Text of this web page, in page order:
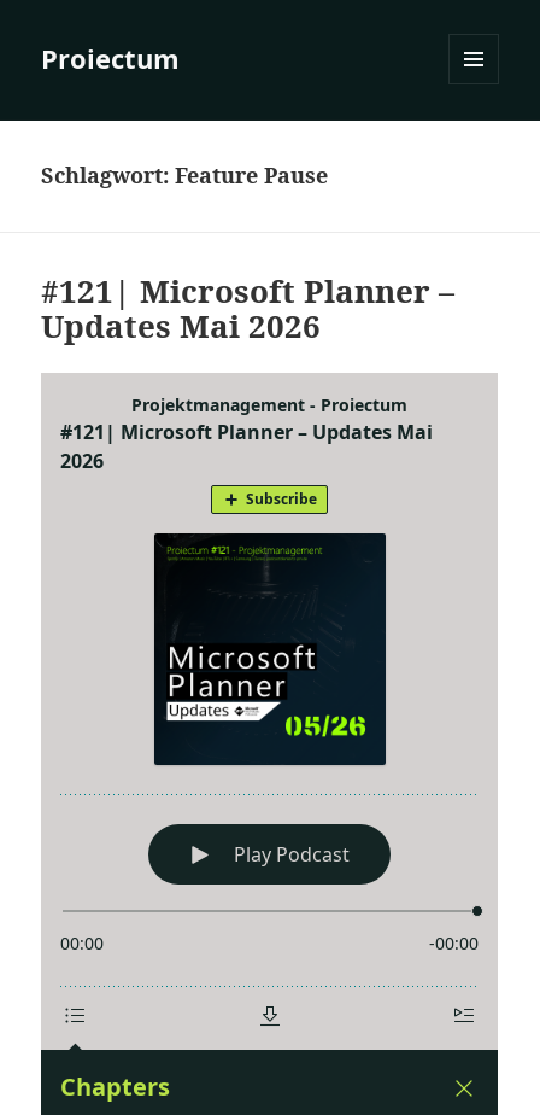
Proiectum
Schlagwort:Feature Pause
#121| Microsoft Planner –
Updates Mai 2026